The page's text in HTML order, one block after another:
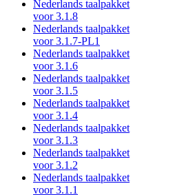
Nederlands taalpakket
voor 3.1.8
Nederlands taalpakket
voor 3.1.7-PL1
Nederlands taalpakket
voor 3.1.6
Nederlands taalpakket
voor 3.1.5
Nederlands taalpakket
voor 3.1.4
Nederlands taalpakket
voor 3.1.3
Nederlands taalpakket
voor 3.1.2
Nederlands taalpakket
voor 3.1.1